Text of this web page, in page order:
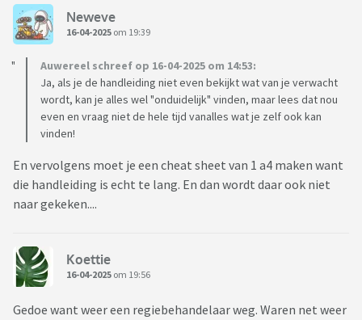
Neweve
16-04-2025 om 19:39
Auwereel schreef op 16-04-2025 om 14:53:
Ja, als je de handleiding niet even bekijkt wat van je verwacht
wordt, kan je alles wel "onduidelijk" vinden, maar lees dat nou
even en vraag niet de hele tijd vanalles wat je zelf ook kan
vinden!
En vervolgens moet je een cheat sheet van 1 a4 maken want
die handleiding is echt te lang. En dan wordt daar ook niet
naar gekeken....
Koettie
16-04-2025 om 19:56
Gedoe want weer een regiebehandelaar weg. Waren net weer